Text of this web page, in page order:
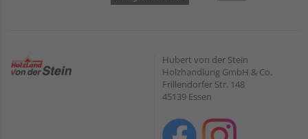
Hubert von der Stein
Holzhandlung GmbH & Co.
Frillendorfer Str. 148
45139 Essen